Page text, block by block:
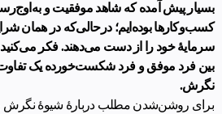
بسیار پیش آمده که شاهد موفقیت و
کسب‌وکارها بوده‌ایم؛ درحالی‌که در همان
سرمایۀ خود را از دست می‌دهند. فکر
بین فرد موفق و فرد شکست‌خورده یک تفاوت
نگرش.
برای روشن‌شدن مطلب دربارۀ شیوۀ نگرش